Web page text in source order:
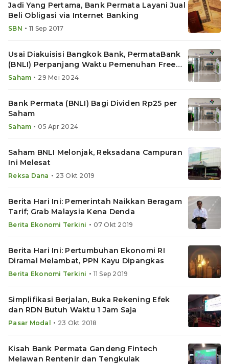
Jadi Yang Pertama, Bank Permata Layani Jual
Beli Obligasi via Internet Banking
SBN • 11 Sep 2017
Usai Diakuisisi Bangkok Bank, PermataBank
(BNLI) Perpanjang Waktu Pemenuhan Free
Float
Saham • 29 Mei 2024
Bank Permata (BNLI) Bagi Dividen Rp25 per
Saham
Saham • 05 Apr 2024
Saham BNLI Melonjak, Reksadana Campuran
Ini Melesat
Reksa Dana • 23 Okt 2019
Berita Hari Ini: Pemerintah Naikkan Beragam
Tarif; Grab Malaysia Kena Denda
Berita Ekonomi Terkini • 07 Okt 2019
Berita Hari Ini: Pertumbuhan Ekonomi RI
Diramal Melambat, PPN Kayu Dipangkas
Berita Ekonomi Terkini • 11 Sep 2019
Simplifikasi Berjalan, Buka Rekening Efek
dan RDN Butuh Waktu 1 Jam Saja
Pasar Modal • 23 Okt 2018
Kisah Bank Permata Gandeng Fintech
Melawan Rentenir dan Tengkulak